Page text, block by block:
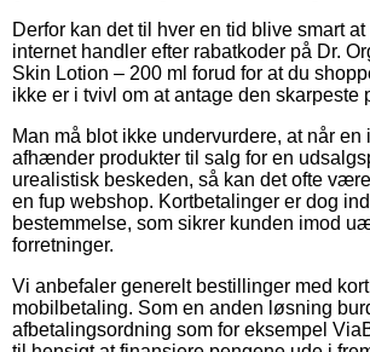
Derfor kan det til hver en tid blive smart
internet handler efter rabatkoder på Dr.
Skin Lotion – 200 ml forud for at du
ikke er i tvivl om at antage den skarpeste
Man må blot ikke undervurdere, at når en
afhænder produkter til salg for en
urealistisk beskeden, så kan det ofte
en fup webshop. Kortbetalinger er dog
bestemmelse, som sikrer kunden imod
forretninger.
Vi anbefaler generelt bestillinger med
mobilbetaling. Som en anden løsning
afbetalingsordning som for eksempel